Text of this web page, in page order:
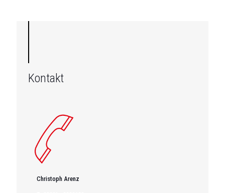
Kontakt
Christoph Arenz